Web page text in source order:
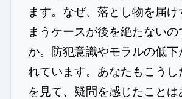
ます。なぜ、落とし物を届け
まうケースが後を絶たないの
か。防犯意識やモラルの低下
れています。あなたもこうし
を見て、疑問を感じたことは